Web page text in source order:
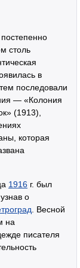
столь
в
последовали
— «Колония
(1913),
которая
1916 г. был
о
. Весной
на
писателя